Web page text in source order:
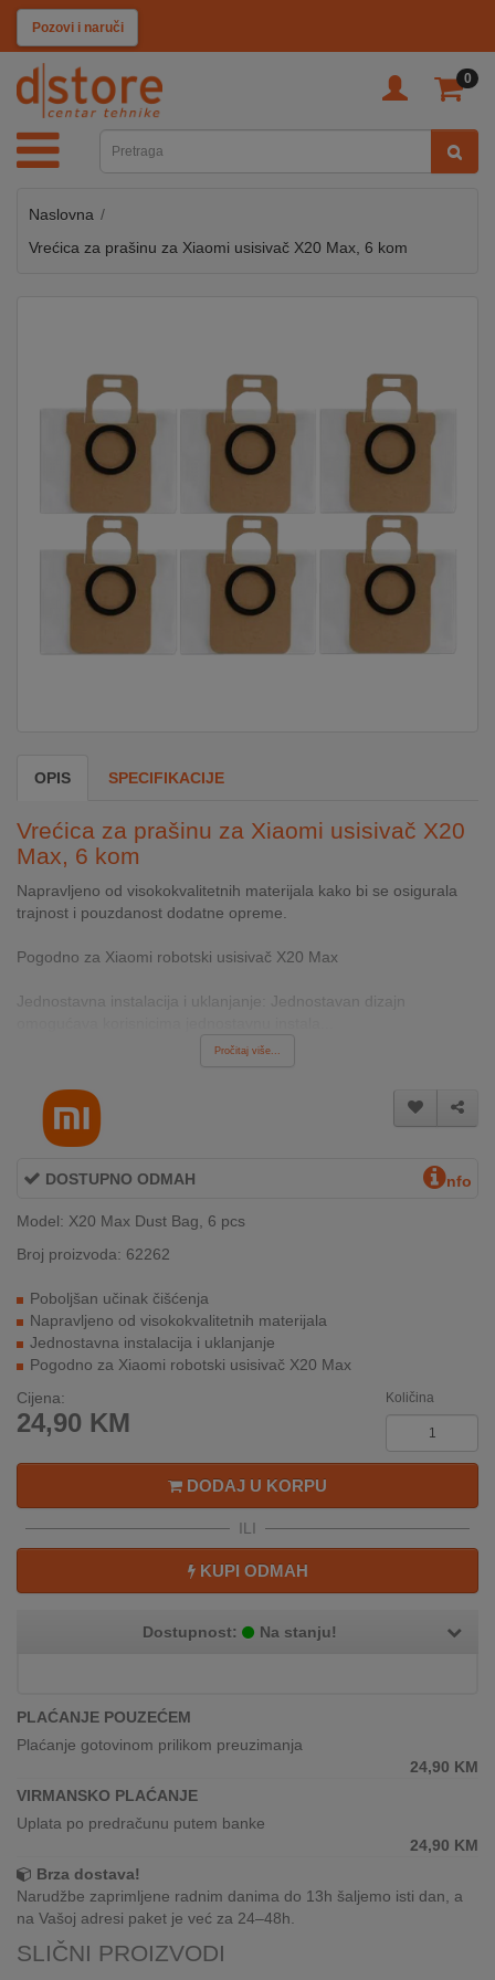
Pozovi i naruči
0
KATEGORIJE
TV
SAT
MOBILNI
UREĐAJI
KUĆANSKI
SECURITY
PC
&
NALOG
NOVO
PONUDI
KONTAKT
KUPOVINA
NA
O
KAKO
IZ
INOSTRANSTVA
OZNAKE
ENERGETSKE
UČINKOVITOSTI
Naslovna
Vrećica za prašinu za Xiaomi usisivač X20 Max, 6 kom
OPIS SPECIFIKACIJE
Vrećica za prašinu za Xiaomi usisivač X20
Max, 6 kom
Napravljeno od visokokvalitetnih materijala kako bi se osigurala
trajnost i pouzdanost dodatne opreme.
Pogodno za Xiaomi robotski usisivač X20 Max
Jednostavna instalacija i uklanjanje: Jednostavan dizajn
Pročitaj više...
DOSTUPNO ODMAH nfo
Model: X20 Max Dust Bag, 6 pcs
Broj proizvoda: 62262
Poboljšan učinak čišćenja
Napravljeno od visokokvalitetnih materijala
Jednostavna instalacija i uklanjanje
Pogodno za Xiaomi robotski usisivač X20 Max
Cijena:
24,90 KM
Količina
DODAJ U KORPU
ILI
KUPI ODMAH
Dostupnost: Na stanju!
PLAĆANJE POUZEĆEM
Plaćanje gotovinom prilikom preuzimanja
24,90 KM
VIRMANSKO PLAĆANJE
Uplata po predračunu putem banke
24,90 KM
Brza dostava!
Narudžbe zaprimljene radnim danima do 13h šaljemo isti dan, a
na Vašoj adresi paket je već za 24–48h.
SLIČNI PROIZVODI